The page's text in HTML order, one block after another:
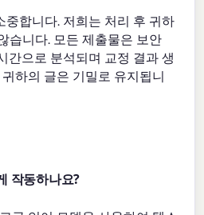
합니다. 저희는 처리 후 귀하
습니다. 모든 제출물은 보안
간으로 분석되며 교정 결과 생
하의 글은 기밀로 유지됩니
작동하나요?